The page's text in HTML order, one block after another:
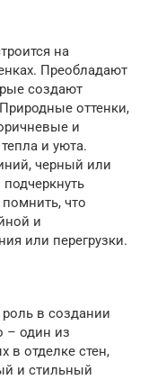
на
Преобладают
создают
оттенки,
и
и уюта.
черный или
что
и
или перегрузки.
в создании
– один из
в отделке стен,
и стильный